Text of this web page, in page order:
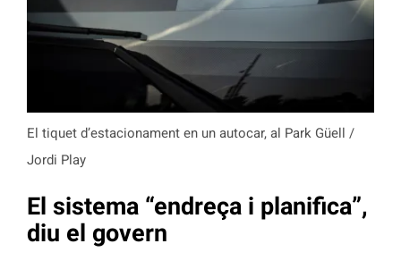
El tiquet d’estacionament en un autocar, al Park Güell /
Jordi Play
El sistema “endreça i planifica”,
diu el govern